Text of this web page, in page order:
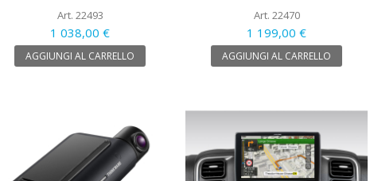
Art. 22493
1 038,00 €
AGGIUNGI AL CARRELLO
Art. 22470
1 199,00 €
AGGIUNGI AL CARRELLO